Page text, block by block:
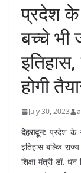
प्रदेश
बच्चे भी
होगी
July 30, 2023
देहरादून: प्रदेश के
इतिहास बल्कि
शिक्षा मंत्री डॉ.